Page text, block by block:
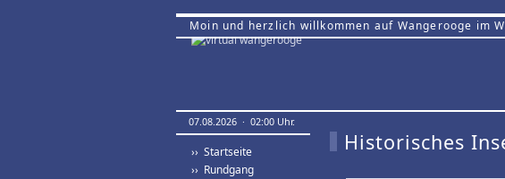
Moin und herzlich willkommen auf Wangerooge im
07.08.2026 · 02:00 Uhr.
›› Startseite
›› Rundgang
Historisches